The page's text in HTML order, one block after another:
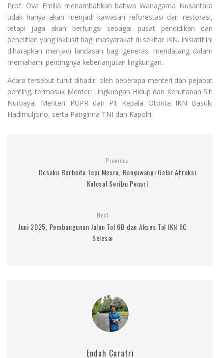
Prof. Ova Emilia menambahkan bahwa Wanagama Nusantara
tidak hanya akan menjadi kawasan reforestasi dan restorasi,
tetapi juga akan berfungsi sebagai pusat pendidikan dan
penelitian yang inklusif bagi masyarakat di sekitar IKN. Inisiatif ini
diharapkan menjadi landasan bagi generasi mendatang dalam
memahami pentingnya keberlanjutan lingkungan.
Acara tersebut turut dihadiri oleh beberapa menteri dan pejabat
penting, termasuk Menteri Lingkungan Hidup dan Kehutanan Siti
Nurbaya, Menteri PUPR dan Plt Kepala Otorita IKN Basuki
Hadimuljono, serta Panglima TNI dan Kapolri.
Previous
Desaku Berbeda Tapi Mesra, Banyuwangi Gelar Atraksi
Kolosal Seribu Penari
Next
Juni 2025, Pembangunan Jalan Tol 6B dan Akses Tol IKN 6C
Selesai
Endah Caratri